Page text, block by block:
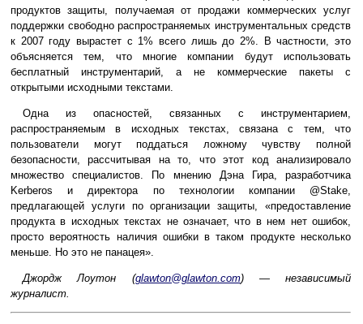
продуктов защиты, получаемая от продажи коммерческих услуг
поддержки свободно распространяемых инструментальных средств
к 2007 году вырастет с 1% всего лишь до 2%. В частности, это
объясняется тем, что многие компании будут использовать
бесплатный инструментарий, а не коммерческие пакеты с
открытыми исходными текстами.
Одна из опасностей, связанных с инструментарием,
распространяемым в исходных текстах, связана с тем, что
пользователи могут поддаться ложному чувству полной
безопасности, рассчитывая на то, что этот код анализировало
множество специалистов. По мнению Дэна Гира, разработчика
Kerberos и директора по технологии компании @Stake,
предлагающей услуги по организации защиты, «предоставление
продукта в исходных текстах не означает, что в нем нет ошибок,
просто вероятность наличия ошибки в таком продукте несколько
меньше. Но это не панацея».
Джордж Лоутон (glawton@glawton.com) — независимый
журналист.